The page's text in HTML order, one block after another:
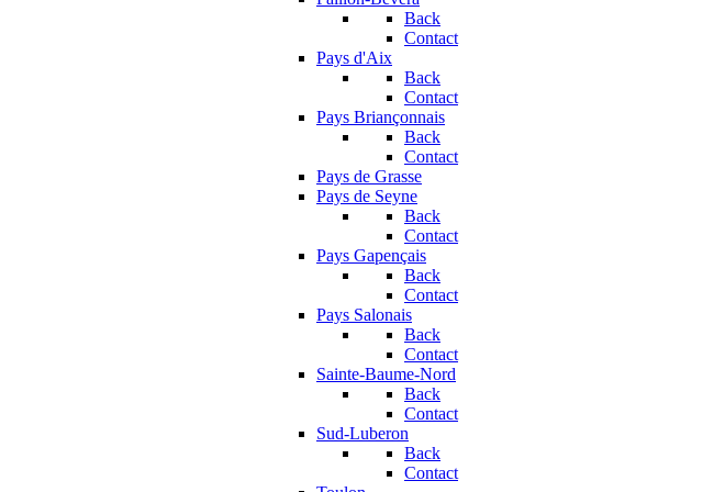
Back
Contact
Pays d'Aix
Back
Contact
Pays Briançonnais
Back
Contact
Pays de Grasse
Pays de Seyne
Back
Contact
Pays Gapençais
Back
Contact
Pays Salonais
Back
Contact
Sainte-Baume-Nord
Back
Contact
Sud-Luberon
Back
Contact